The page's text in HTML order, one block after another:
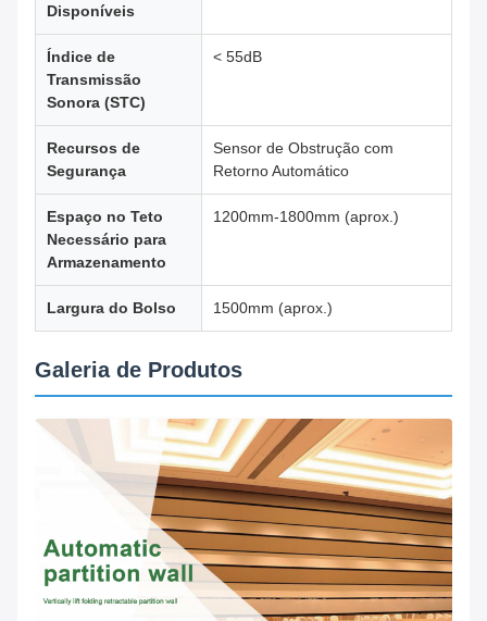
Disponíveis
Índice de
Transmissão
Sonora (STC)
< 55dB
Recursos de
Segurança
Sensor de Obstrução com
Retorno Automático
Espaço no Teto
Necessário para
Armazenamento
1200mm-1800mm (aprox.)
Largura do Bolso 1500mm (aprox.)
Galeria de Produtos